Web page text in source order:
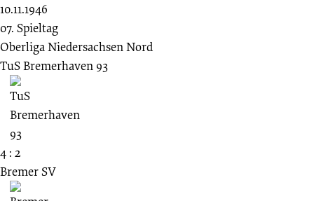
10.11.1946
07. Spieltag
Oberliga Niedersachsen Nord
TuS Bremerhaven 93
4 : 2
Bremer SV